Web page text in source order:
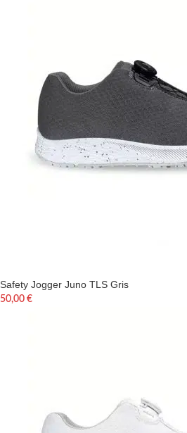
Safety Jogger Juno TLS Gris
50,00 €